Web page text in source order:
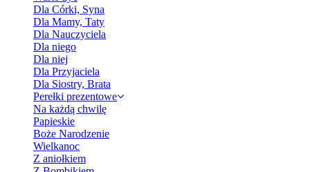
Dla Córki, Syna
Dla Mamy, Taty
Dla Nauczyciela
Dla niego
Dla niej
Dla Przyjaciela
Dla Siostry, Brata
Perełki prezentowe
Na każdą chwilę
Papieskie
Boże Narodzenie
Wielkanoc
Z aniołkiem